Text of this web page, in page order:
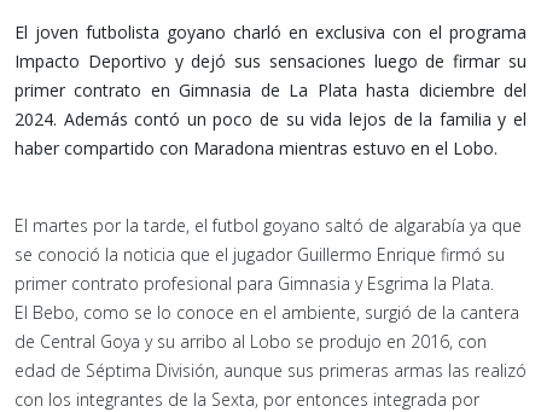
El joven futbolista goyano charló en exclusiva con el programa
Impacto Deportivo y dejó sus sensaciones luego de firmar su
primer contrato en Gimnasia de La Plata hasta diciembre del
2024. Además contó un poco de su vida lejos de la familia y el
haber compartido con Maradona mientras estuvo en el Lobo.
El martes por la tarde, el futbol goyano saltó de algarabía ya que
se conoció la noticia que el jugador Guillermo Enrique firmó su
primer contrato profesional para Gimnasia y Esgrima la Plata.
El Bebo, como se lo conoce en el ambiente, surgió de la cantera
de Central Goya y su arribo al Lobo se produjo en 2016, con
edad de Séptima División, aunque sus primeras armas las realizó
con los integrantes de la Sexta, por entonces integrada por